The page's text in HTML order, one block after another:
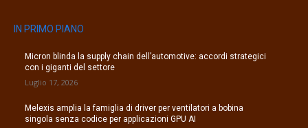
IN PRIMO PIANO
Micron blinda la supply chain dell’automotive: accordi strategici
con i giganti del settore
Luglio 17, 2026
Melexis amplia la famiglia di driver per ventilatori a bobina
singola senza codice per applicazioni GPU AI